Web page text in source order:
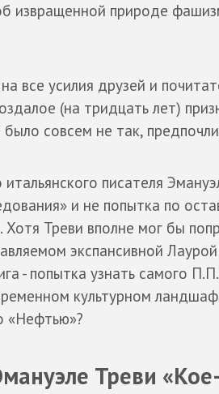
извращенной природе
все усилия друзей и
(на тридцать лет)
совсем не так, предпочли
писателя
и не попытка по
Треви вполне мог бы
экспансивной
- попытка узнать самого
культурном
«Нефтью»?
Треви